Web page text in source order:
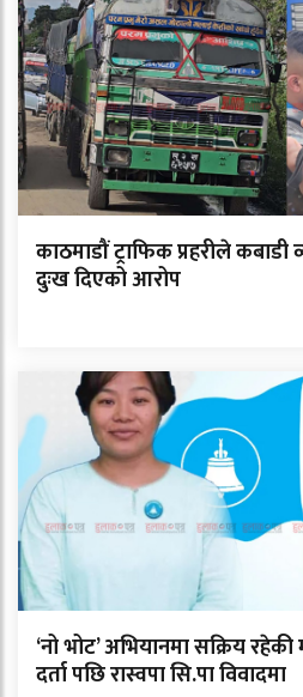
काठमाडौं ट्राफिक प्रहरीले
दुःख दिएको आरोप
‘नो भोट’ अभियानमा सक्रिय
दर्ता पछि रास्वपा सि.पा विवादमा